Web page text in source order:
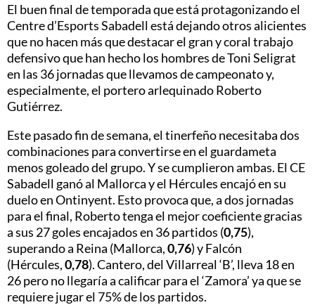
El buen final de temporada que está protagonizando el
Centre d’Esports Sabadell está dejando otros alicientes
que no hacen más que destacar el gran y coral trabajo
defensivo que han hecho los hombres de Toni Seligrat
en las 36 jornadas que llevamos de campeonato y,
especialmente, el portero arlequinado Roberto
Gutiérrez.
Este pasado fin de semana, el tinerfeño necesitaba dos
combinaciones para convertirse en el guardameta
menos goleado del grupo. Y se cumplieron ambas. El CE
Sabadell ganó al Mallorca y el Hércules encajó en su
duelo en Ontinyent. Esto provoca que, a dos jornadas
para el final, Roberto tenga el mejor coeficiente gracias
a sus 27 goles encajados en 36 partidos (0,75),
superando a Reina (Mallorca,0,76) y Falcón
(Hércules,0,78). Cantero, del Villarreal ‘B’, lleva 18 en
26 pero no llegaría a calificar para el ‘Zamora’ ya que se
requiere jugar el 75% de los partidos.